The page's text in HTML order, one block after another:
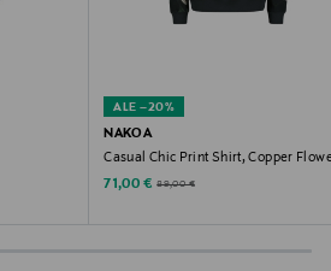
ALE –20%
NAKOA
Casual Chic Print Shirt, Copper
Discounted Price
71,00 € Original Price
89,00 €